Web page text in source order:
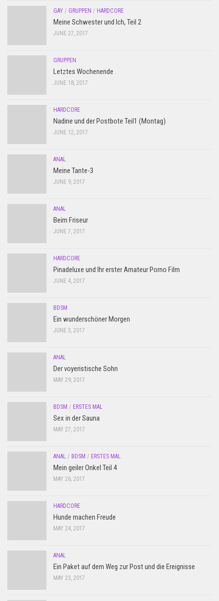
GAY / GRUPPEN / HARDCORE
Meine Schwester und Ich, Teil 2
JUNE 27, 2017
GRUPPEN
Letztes Wochenende
JUNE 18, 2017
HARDCORE
Nadine und der Postbote Teil1 (Montag)
JUNE 12, 2017
ANAL
Meine Tante-3
JUNE 9, 2017
ANAL
Beim Friseur
JUNE 7, 2017
HARDCORE
Pinadeluxe und Ihr erster Amateur Porno Film
JUNE 4, 2017
BDSM
Ein wunderschöner Morgen
JUNE 3, 2017
ANAL
Der voyeristische Sohn
MAY 29, 2017
BDSM / ERSTES MAL
Sex in der Sauna
MAY 27, 2017
ANAL / BDSM / ERSTES MAL
Mein geiler Onkel Teil 4
MAY 26, 2017
HARDCORE
Hunde machen Freude
MAY 24, 2017
ANAL
Ein Paket auf dem Weg zur Post und die Ereignisse
MAY 23, 2017